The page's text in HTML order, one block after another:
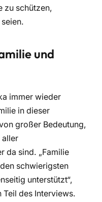
zu schützen,
und
immer wieder
in dieser
großer Bedeutung,
aller
da sind. „Familie
schwierigsten
unterstützt“,
Teil des Interviews.